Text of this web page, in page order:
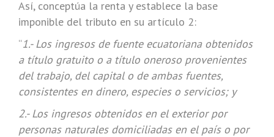
Así, conceptúa la renta y establece la base
imponible del tributo en su artículo 2:
“1.- Los ingresos de fuente ecuatoriana obtenidos
a título gratuito o a título oneroso provenientes
del trabajo, del capital o de ambas fuentes,
consistentes en dinero, especies o servicios; y
2.- Los ingresos obtenidos en el exterior por
personas naturales domiciliadas en el país o por